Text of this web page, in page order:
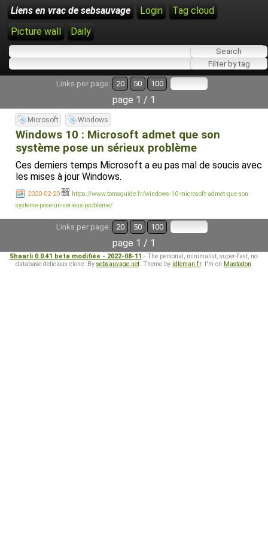
Liens en vrac de sebsauvage Login
Tag cloud
Picture wall
Daily
Links per page: 20 50 100
page 1 / 1
Microsoft Windows
Windows 10 : Microsoft admet que son
système pose un sérieux problème
Ces derniers temps Microsoft a eu pas mal de soucis avec
les mises à jour Windows.
2020-02-20
https://www.tomsguide.fr/windows-10-microsoft-admet-que-son-
systeme-pose-un-serieux-probleme/
Links per page: 20 50 100
page 1 / 1
Shaarli 0.0.41 beta modifiée - 2022-08-11 - The personal, minimalist, super-fast, no-
database delicious clone. By sebsauvage.net. Theme by idleman.fr. I'm on Mastodon.